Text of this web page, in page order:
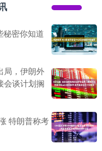
秘密你知道
局，伊朗外
会谈计划搁
特朗普称考